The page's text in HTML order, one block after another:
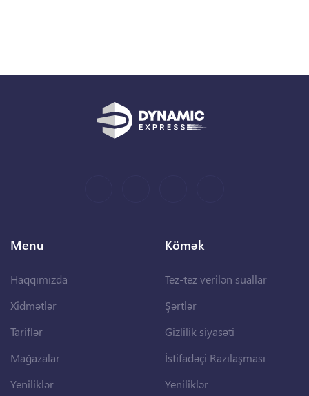
Menu
Haqqımızda
Xidmətlər
Tariflər
Mağazalar
Yeniliklər
Kömək
Tez-tez verilən suallar
Şərtlər
Gizlilik siyasəti
İstifadəçi Razılaşması
Yeniliklər